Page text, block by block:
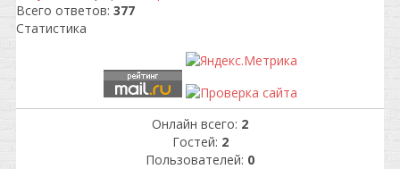
Всего ответов: 377
Статистика
Онлайн всего: 2
Гостей: 2
Пользователей: 0